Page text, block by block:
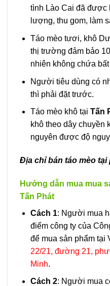
tình Lào Cai đã được
lượng, thu gom, làm
Táo mèo tươi, khô
thị trường đảm bảo
nhiên không chứa
Người tiêu dùng có
thì phải đặt trước.
Táo mèo khô tại Tấn
khô theo dây chuyền
nguyên được độ
Địa chỉ bán táo mèo tại
Hướng dẫn mua mua
Tấn Phát
Cách 1: Người mua
điểm công ty của
để mua sản phẩm
22/21, đường 21,
Minh.
Cách 2: Người mua